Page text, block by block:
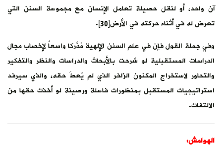
آن واحد، أو لنقل حصيلة تعامل الإنسان مع مجموعة السنن التي
تعرض له في أثناء حركته في الأرض[30].
وفي جملة القول فإن في علم السنن الإلهية مُدّركاً واسعاً لإخصاب مجال
الدراسات المستقبلية لو شرحت بالأبحاث والدراسات والنظر والتفكير
والتحاور لاستخراج المكنون الزاخر الذي لم يُعطَ حقه، والذي سيرفد
استراتيجيات المستقبل بمنظورات فاعلة ورصينة لو أخذت حقها من
الالتفات.
الهوامش: